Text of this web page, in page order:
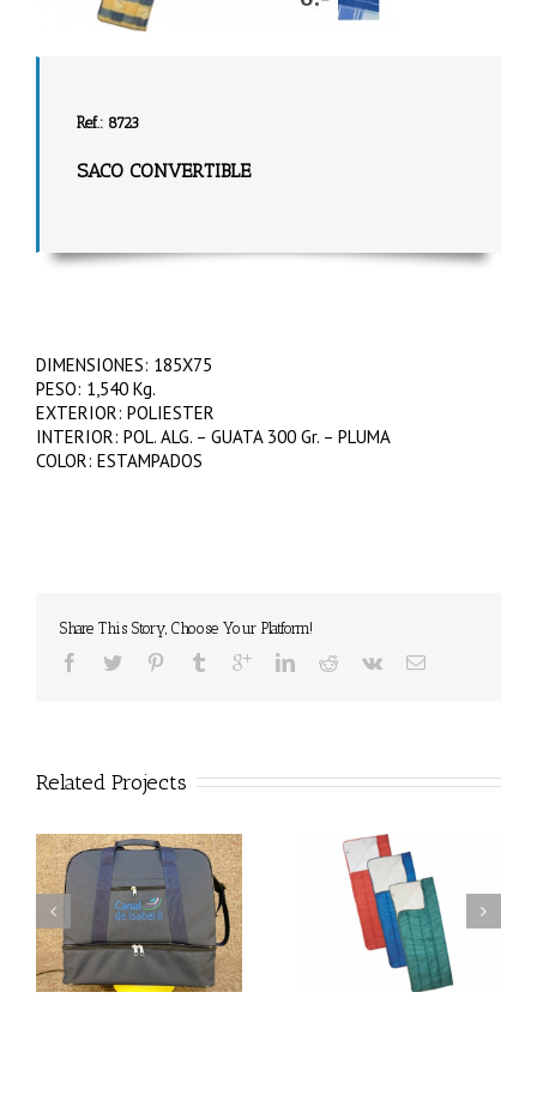
Ref.: 8723
SACO CONVERTIBLE
DIMENSIONES: 185X75
PESO: 1,540 Kg.
EXTERIOR: POLIESTER
INTERIOR: POL. ALG. – GUATA 300 Gr. – PLUMA
COLOR: ESTAMPADOS
Share This Story, Choose Your Platform!
Related Projects
8701 – SACO
CONVERTIBLE
8702 – SACO
CONVERTIBLE